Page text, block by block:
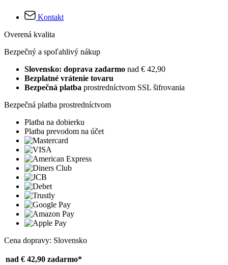
Kontakt
Overená kvalita
Bezpečný a spoľahlivý nákup
Slovensko: doprava zadarmo nad € 42,90
Bezplatné vrátenie tovaru
Bezpečná platba prostredníctvom SSL šifrovania
Bezpečná platba prostredníctvom
Platba na dobierku
Platba prevodom na účet
Cena dopravy: Slovensko
nad € 42,90 zadarmo*